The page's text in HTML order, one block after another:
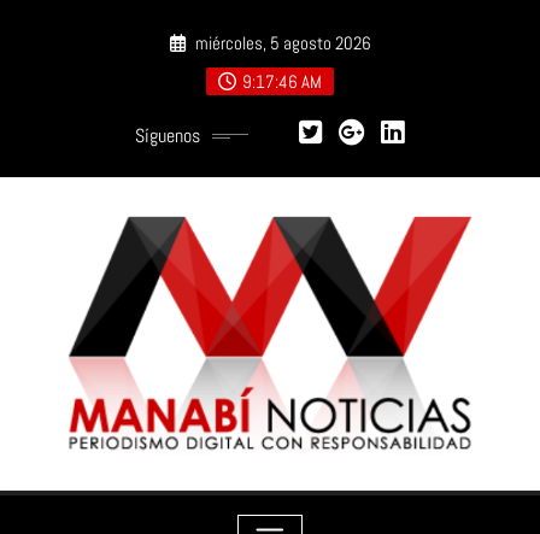
miércoles, 5 agosto 2026
9:17:47 AM
Síguenos